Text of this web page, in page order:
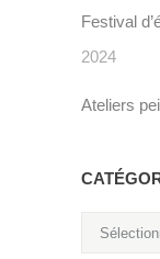
Festival
2024
Ateliers